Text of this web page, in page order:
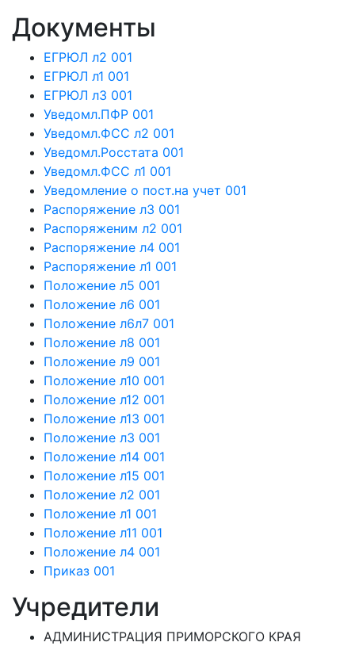
Документы
ЕГРЮЛ л2 001
ЕГРЮЛ л1 001
ЕГРЮЛ л3 001
Уведомл.ПФР 001
Уведомл.ФСС л2 001
Уведомл.Росстата 001
Уведомл.ФСС л1 001
Уведомление о пост.на учет 001
Распоряжение л3 001
Распоряженим л2 001
Распоряжение л4 001
Распоряжение л1 001
Положение л5 001
Положение л6 001
Положение л6л7 001
Положение л8 001
Положение л9 001
Положение л10 001
Положение л12 001
Положение л13 001
Положение л3 001
Положение л14 001
Положение л15 001
Положение л2 001
Положение л1 001
Положение л11 001
Положение л4 001
Приказ 001
Учредители
АДМИНИСТРАЦИЯ ПРИМОРСКОГО КРАЯ